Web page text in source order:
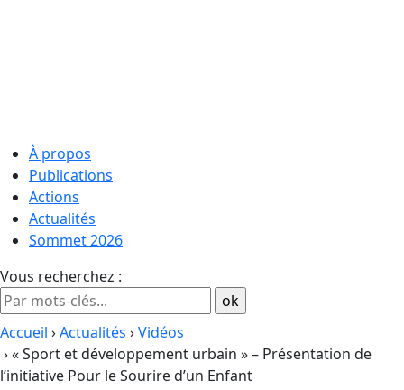
À propos
Publications
Actions
Actualités
Sommet 2026
Vous recherchez :
Accueil ›Actualités ›Vidéos
› « Sport et développement urbain » – Présentation de
l’initiative Pour le Sourire d’un Enfant